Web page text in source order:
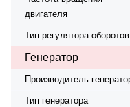
двигателя
Тип регулятора оборотов
Генератор
Производитель
Тип генератора